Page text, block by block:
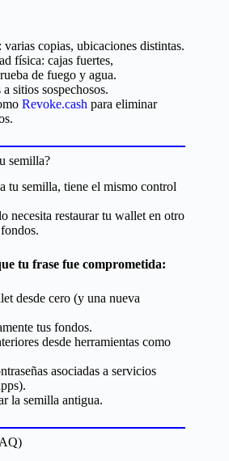
copias, ubicaciones distintas.
física: cajas fuertes,
de fuego y agua.
sitios sospechosos.
Revoke.cash para eliminar
semilla?
tu semilla, tiene el mismo control
necesita restaurar tu wallet en otro
tu frase fue comprometida:
desde cero (y una nueva
tus fondos.
desde herramientas como
asociadas a servicios
la semilla antigua.